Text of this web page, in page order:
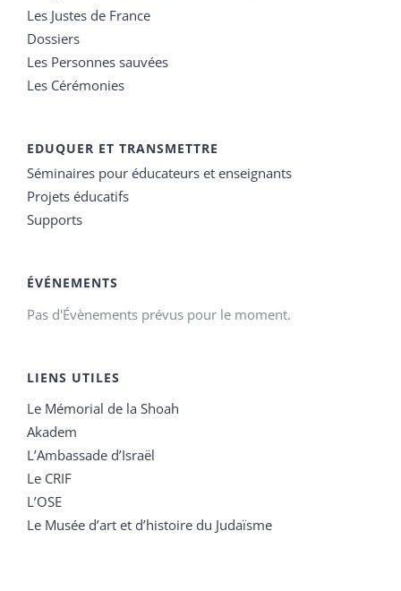
Les Justes de France
Dossiers
Les Personnes sauvées
Les Cérémonies
EDUQUER ET TRANSMETTRE
Séminaires pour éducateurs et enseignants
Projets éducatifs
Supports
ÉVÉNEMENTS
Pas d'Évènements prévus pour le moment.
LIENS UTILES
Le Mémorial de la Shoah
Akadem
L’Ambassade d’Israël
Le CRIF
L’OSE
Le Musée d’art et d’histoire du Judaïsme